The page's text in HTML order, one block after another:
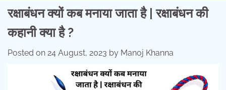
रक्षाबंधन क्यों कब मनाया जाता है | रक्षाबंधन की
कहानी क्या है ?
Posted on 24 August, 2023 by Manoj Khanna